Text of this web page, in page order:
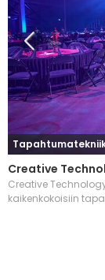
Creative
Creative
kaikenkokoisiin